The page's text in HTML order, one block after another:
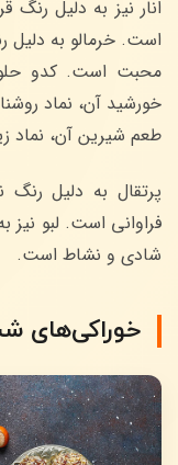
انار نیز به دلیل
است. خرمالو به
محبت است. کدو
خورشید آن، نماد
طعم شیرین آن، نماد
پرتقال به دلیل
فراوانی است. لبو
شادی و نشاط است.
خوراکی‌های